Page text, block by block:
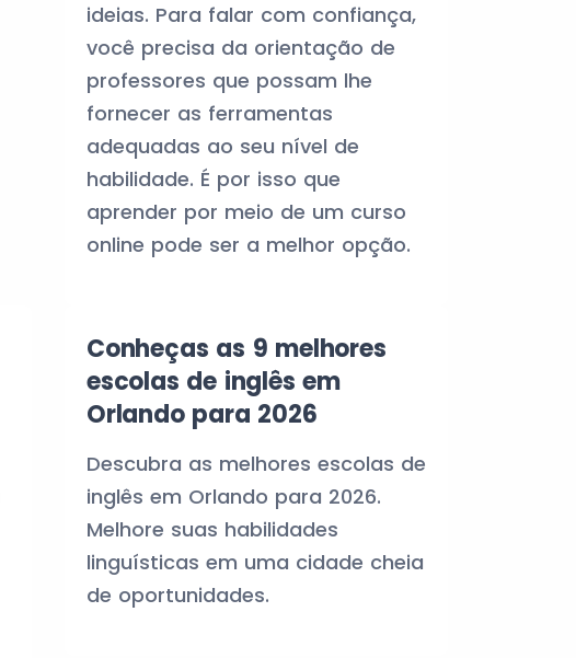
ideias. Para falar com confiança,
você precisa da orientação de
professores que possam lhe
fornecer as ferramentas
adequadas ao seu nível de
habilidade. É por isso que
aprender por meio de um curso
online pode ser a melhor opção.
Conheças as 9 melhores
escolas de inglês em
Orlando para 2026
Descubra as melhores escolas de
inglês em Orlando para 2026.
Melhore suas habilidades
linguísticas em uma cidade cheia
de oportunidades.